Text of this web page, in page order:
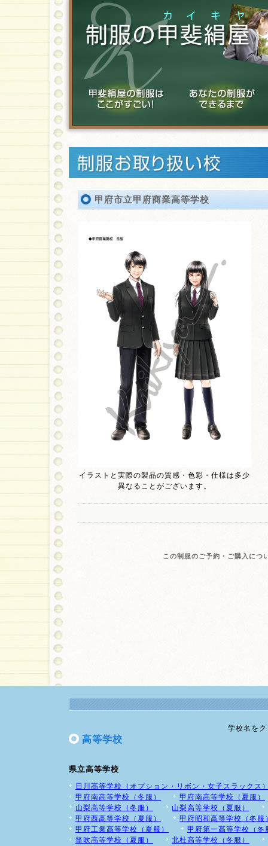
甲府市立甲府商業高等学校
イラストと実際の製品の質感・色彩・仕様は多少
異なることがございます。
この制服のご予約・ご購入につ
学校名を
高等学校
県立高等学校
日川高等学校（オプション・リボン・女子スラックス
甲府南高等学校（冬服）
甲府南高等学校（夏服）
山梨高等学校（冬服）
山梨高等学校（夏服）
甲府西高等学校（夏服）
甲府昭和高等学校（冬服
甲府工業高等学校（夏服）
甲府第一高等学校（冬
笛吹高等学校（夏服）
北杜高等学校（冬服）